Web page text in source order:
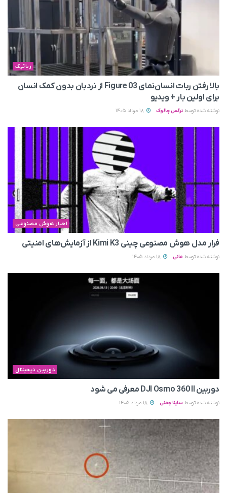
رباتیک
بالا رفتن ربات انسان‌نمای Figure 03 از نردبان بدون کمک انسان
برای اولین بار + ویدیو
نوشته شده توسط نرگس چالوک
اخبار هوش مصنوعی
فرار مدل هوش مصنوعی چینی Kimi K3 از آزمایش‌های امنیتی
نوشته شده توسط مانی
دوربین دیجیتال
دوربین DJI Osmo 360 II معرفی می‌ شود
نوشته شده توسط ساینا چمنی